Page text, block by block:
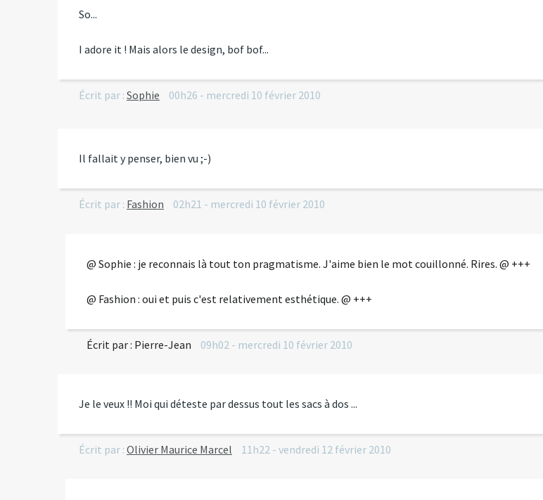
So...
I adore it ! Mais alors le design, bof bof...
Écrit par : Sophie 00h26 - mercredi 10 février 2010
Il fallait y penser, bien vu ;-)
Écrit par : Fashion 02h21 - mercredi 10 février 2010
@ Sophie : je reconnais là tout ton pragmatisme. J'aime bien le mot couillonné. Rires. @ +++
@ Fashion : oui et puis c'est relativement esthétique. @ +++
Écrit par : Pierre-Jean 09h02 - mercredi 10 février 2010
Je le veux !! Moi qui déteste par dessus tout les sacs à dos ...
Écrit par : Olivier Maurice Marcel 11h22 - vendredi 12 février 2010